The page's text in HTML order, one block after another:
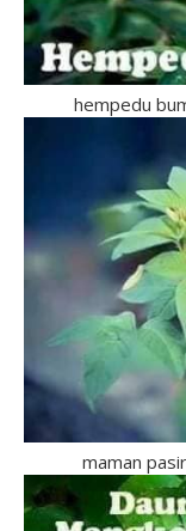
hempedu
maman